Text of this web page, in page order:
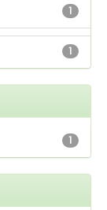
1
1
1